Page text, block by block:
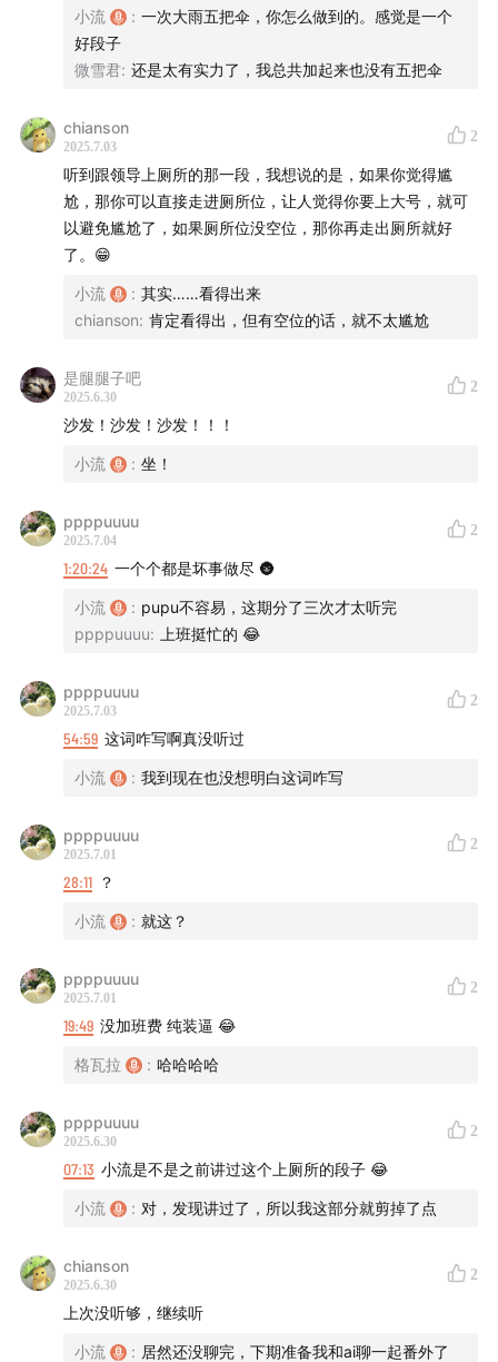
01:14:46 ) Q9: 如果能重现一段时光？
01:25:08) Q10: 你的座右铭是什么？
小流、王子恒、大橙子、阿T
统筹：海万
剪辑：海万、豆苗
听友群：liuyanfeiyuxzs
背景音乐：眼圈儿《小岛》
公众号：非正常文艺青年
【关于节目】
脱口秀演员们闲谈，跟听友群的伙伴们共创每一期播
群体，来听听他们的为什么会形成现有的世界观，认识
更大的世界！少一些批判，多一点理解，说的不一定
对，但笑是生活的解药！
【收听平台】
小宇宙 | 网易云音乐 | 喜马拉雅 | 荔枝播客 | 苹果
小流 : 一次大雨五把伞，你怎么做到的。感觉是一个
好段子
微雪君: 还是太有实力了，我总共加起来也没有五把伞
chianson
2025.7.03
2
听到跟领导上厕所的那一段，我想说的是，如果你觉得尴
尬，那你可以直接走进厕所位，让人觉得你要上大号，就可
以避免尴尬了，如果厕所位没空位，那你再走出厕所就好
了。😁
小流 : 其实……看得出来
chianson: 肯定看得出，但有空位的话，就不太尴尬
是腿腿子吧
2025.6.30
2
沙发！沙发！沙发！！！
小流 : 坐！
ppppuuuu
2025.7.04
2
1:20:24 一个个都是坏事做尽 🌚
小流 : pupu不容易，这期分了三次才太听完
ppppuuuu: 上班挺忙的 😂
ppppuuuu
2025.7.03
2
54:59 这词咋写啊真没听过
小流 : 我到现在也没想明白这词咋写
ppppuuuu
2025.7.01
2
28:11 ？
小流 : 就这？
ppppuuuu
2025.7.01
2
19:49 没加班费 纯装逼 😂
格瓦拉 : 哈哈哈哈
ppppuuuu
2025.6.30
2
07:13 小流是不是之前讲过这个上厕所的段子 😂
小流 : 对，发现讲过了，所以我这部分就剪掉了点
chianson
2025.6.30
2
上次没听够，继续听
小流 : 居然还没聊完，下期准备我和ai聊一起番外了